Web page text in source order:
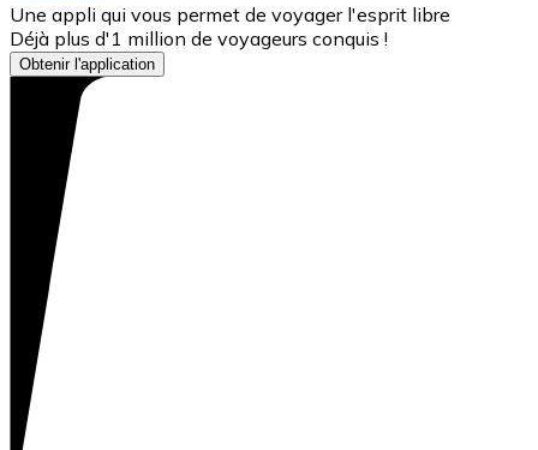
Une appli qui vous permet de voyager l'esprit libre
Déjà plus d'1 million de voyageurs conquis !
Obtenir l'application